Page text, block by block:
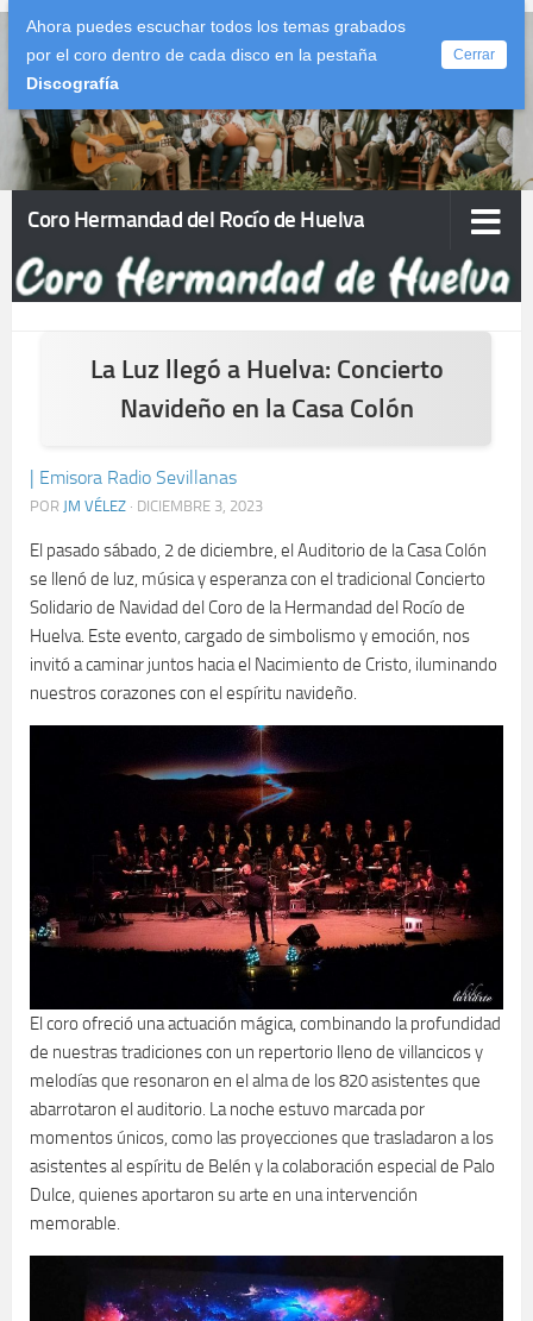
Ahora puedes escuchar todos los temas grabados
por el coro dentro de cada disco en la pestaña
Discografía
Cerrar
Saltar al contenido
Coro Hermandad del Rocío de Huelva
La Luz llegó a Huelva: Concierto
Navideño en la Casa Colón
| Emisora Radio Sevillanas
POR JM VÉLEZ · DICIEMBRE 3, 2023
El pasado sábado, 2 de diciembre, el Auditorio de la Casa Colón
se llenó de luz, música y esperanza con el tradicional Concierto
Solidario de Navidad del Coro de la Hermandad del Rocío de
Huelva. Este evento, cargado de simbolismo y emoción, nos
invitó a caminar juntos hacia el Nacimiento de Cristo, iluminando
nuestros corazones con el espíritu navideño.
El coro ofreció una actuación mágica, combinando la profundidad
de nuestras tradiciones con un repertorio lleno de villancicos y
melodías que resonaron en el alma de los 820 asistentes que
abarrotaron el auditorio. La noche estuvo marcada por
momentos únicos, como las proyecciones que trasladaron a los
asistentes al espíritu de Belén y la colaboración especial de Palo
Dulce, quienes aportaron su arte en una intervención
memorable.